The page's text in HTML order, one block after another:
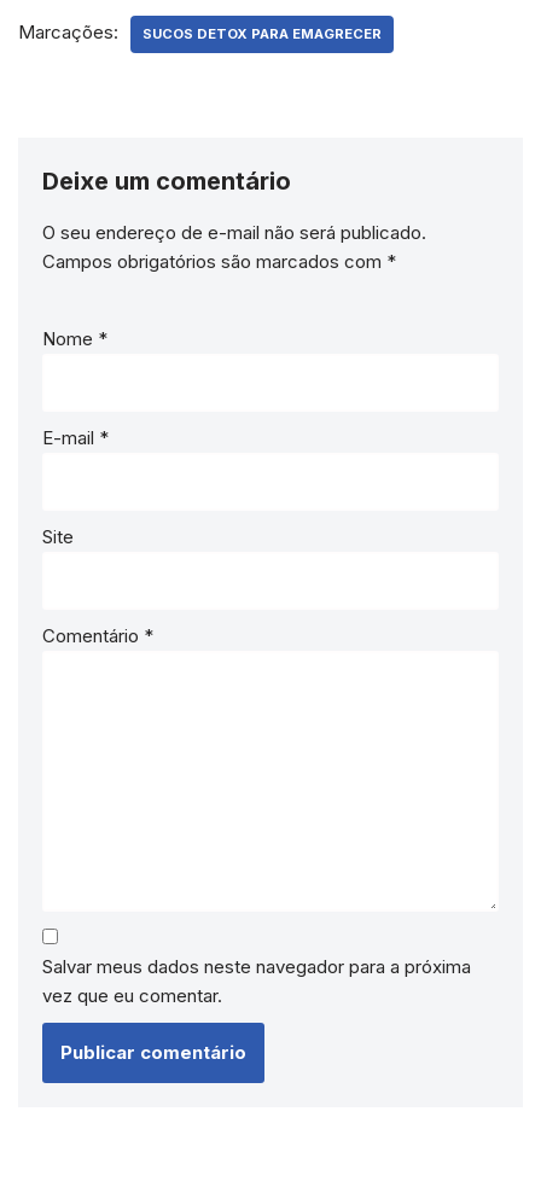
Marcações: SUCOS DETOX PARA EMAGRECER
Deixe um comentário
O seu endereço de e-mail não será publicado.
Campos obrigatórios são marcados com *
Nome *
E-mail *
Site
Comentário *
Salvar meus dados neste navegador para a próxima
vez que eu comentar.